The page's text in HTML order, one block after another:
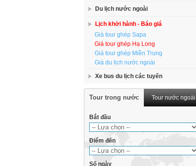
Du lịch nước ngoài
Lịch khởi hành - Báo giá
Giá tour ghép Sapa
Giá tour ghép Hạ Long
Giá tour ghép Miền Trung
Giá du lịch nước ngoài
Xe bus du lịch các tuyến
Tour trong nước Tour nước ngoài
Bắt đầu
Điểm đến
Số ngày